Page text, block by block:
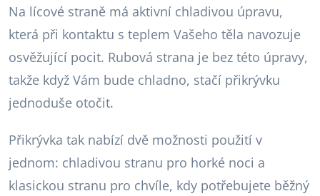
Na lícové straně má aktivní chladivou úpravu,
která při kontaktu s teplem Vašeho těla navozuje
osvěžující pocit. Rubová strana je bez této úpravy,
takže když Vám bude chladno, stačí přikrývku
jednoduše otočit.
Přikrývka tak nabízí dvě možnosti použití v
jednom: chladivou stranu pro horké noci a
klasickou stranu pro chvíle, kdy potřebujete běžný